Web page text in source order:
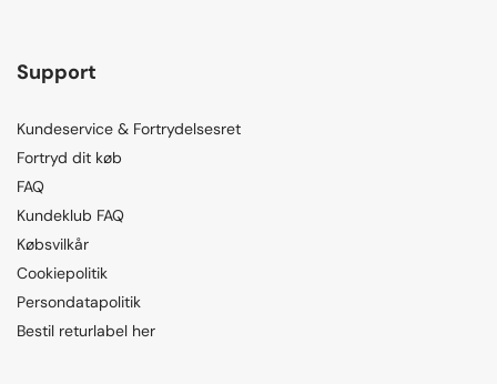
Support
Kundeservice & Fortrydelsesret
Fortryd dit køb
FAQ
Kundeklub FAQ
Købsvilkår
Cookiepolitik
Persondatapolitik
Bestil returlabel her